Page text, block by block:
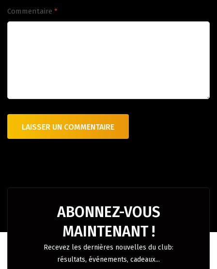
Commentaire *
ABONNEZ-VOUS
MAINTENANT !
Recevez les dernières nouvelles du club:
résultats, événements, cadeaux...